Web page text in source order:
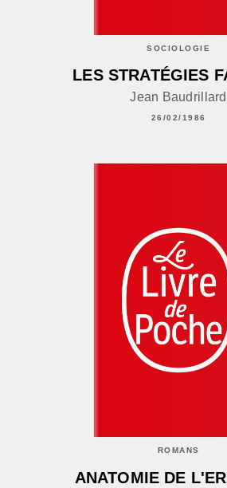
SOCIOLOGIE
LES STRATÉGIES
Jean Baudrillard
26/02/1986
ROMANS
ANATOMIE DE